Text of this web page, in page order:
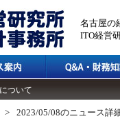
名古屋の
ITO経営
ついて
> 2023/05/08のニュース詳